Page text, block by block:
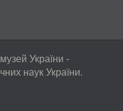
України -
наук України.